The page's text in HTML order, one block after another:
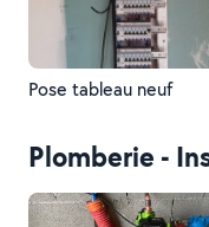
Pose tableau neuf
Plomberie -